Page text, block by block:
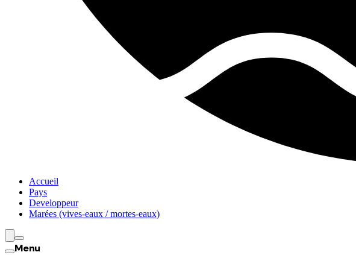
Accueil
Pays
Developpeur
Marées (vives-eaux / mortes-eaux)
Menu